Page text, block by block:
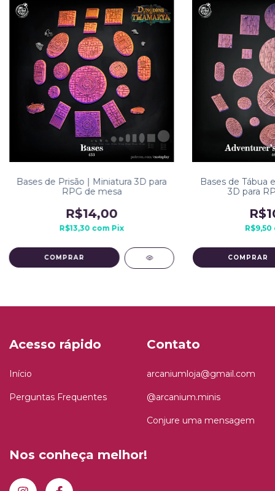
Bases de Prisão | Miniatura 3D para
RPG de mesa
R$14,00
R$13,30 com Pix
COMPRAR
Bases de Tábua
3D para
R$9,50
COMPRAR
Acesso rápido
Início
Perguntas Frequentes
Contato
arcaniumloja@gmail.com
@arcanium.minis
Conjure uma mensagem
Nos conheça melhor!